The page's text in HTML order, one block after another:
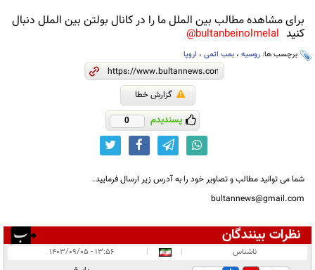
برای مشاهده مطالب بین الملل ما را در کانال بولتن بین الملل دنبال
کنید bultanbeinolmelal@
برچسب ها: روسیه ، بمب اتمی ، اروپا
گزارش خطا
پسندیدم 0
شما می توانید مطالب و تصاویر خود را به آدرس زیر ارسال فرمایید.
bultannews@gmail.com
نظرات بینندگان
در انتظار بررسی:
ناشناس |
|
۱۳:۵۶ - ۱۴۰۳/۰۹/۰۵